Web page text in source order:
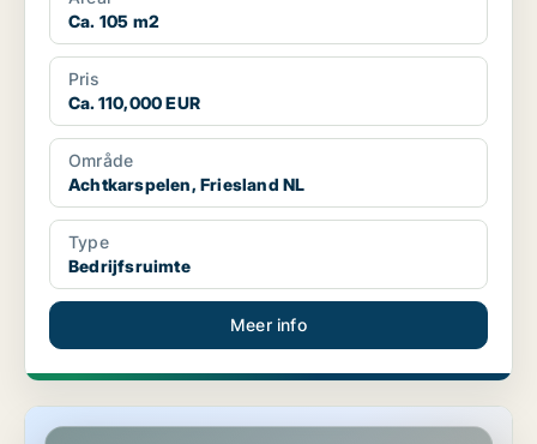
Ca. 105 m2
Pris
Ca. 110,000 EUR
Område
Achtkarspelen, Friesland NL
Type
Bedrijfsruimte
Meer info
Commercial property in Achtkarspelen, Friesland NL